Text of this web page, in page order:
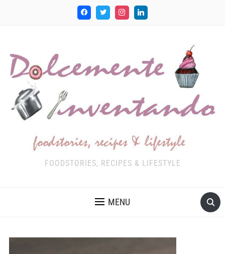
FOODSTORIES, RECIPES & LIFESTYLE
MENU